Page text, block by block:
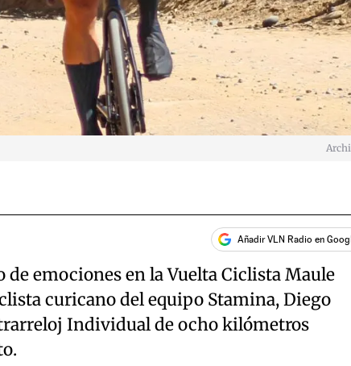
Añadir VLN Radio en
de emociones en la Vuelta Ciclista Maule
curicano del equipo Stamina, Diego
Individual de ocho kilómetros